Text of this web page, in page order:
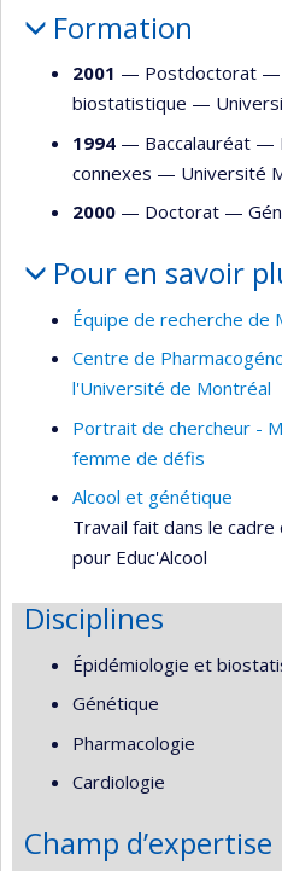
Formation
2001 — Postdoctorat —
biostatistique —
1994 — Baccalauréat —
connexes — Université
2000 — Doctorat —
Pour en savoir
Équipe de recherche de
Centre de
l'Université de Montréal
Portrait de chercheur -
femme de défis
Alcool et génétique
Travail fait dans le
pour Educ'Alcool
Disciplines
Épidémiologie et
Génétique
Pharmacologie
Cardiologie
Champ d’expertise